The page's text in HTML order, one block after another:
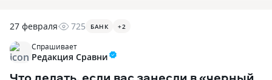
27 февраля 725 БАНК +2
Спрашивает
Редакция Сравни